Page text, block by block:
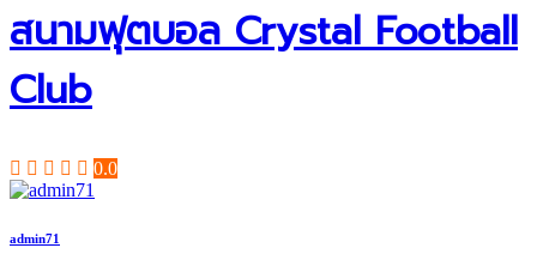
สนามฟุตบอล Crystal Football
Club
0.0
admin71